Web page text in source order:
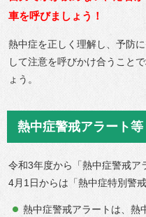
車を呼びましょう！
熱中症を正しく理解し、予防
して注意を呼びかけ合うこと
ょう。
熱中症警戒アラート等
令和3年度から「熱中症警戒ア
4月1日からは「熱中症特別警
熱中症警戒アラートは、熱